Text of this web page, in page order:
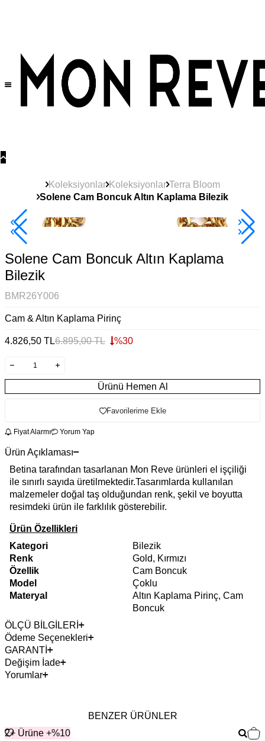
Koleksiyonlar Koleksiyonlar Terra Bloom
Solene Cam Boncuk Altın Kaplama Bilezik
Çok Satan
Solene Cam Boncuk Altın Kaplama
Bilezik
BMR26Y006
Cam & Altın Kaplama Pirinç
4.826,50 TL6.895,00TL %30
Ürünü Hemen Al
Favorilerime Ekle
Fiyat Alarmı Yorum Yap
Ürün Açıklaması
Betina tarafından tasarlanan Mon Reve ürünleri el işçiliği
ile sınırlı sayıda üretilmektedir.Tasarımlarda kullanılan
malzemeler doğal taş olduğundan renk, şekil ve boyutta
resimdeki ürün ile farklılık gösterebilir.
Ürün Özellikleri
Kategori
Bilezik
Renk
Gold, Kırmızı
Özellik
Cam Boncuk
Model
Çoklu
Materyal
Altın Kaplama Pirinç, Cam
Boncuk
ÖLÇÜ BİLGİLERİ
Ödeme Seçenekleri
GARANTİ
Değişim İade
Yorumlar
BENZER ÜRÜNLER
2+ Ürüne +%10